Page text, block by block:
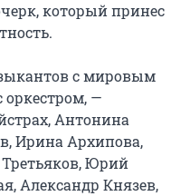
который принес
с мировым
—
Антонина
Ирина Архипова,
Юрий
Александр Князев,